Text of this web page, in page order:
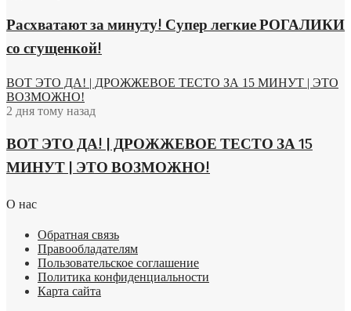
Расхватают за минуту! Супер легкие РОГАЛИКИ
со сгущенкой!
ВОТ ЭТО ДА! | ДРОЖЖЕВОЕ ТЕСТО ЗА 15 МИНУТ | ЭТО
ВОЗМОЖНО!
2 дня тому назад
ВОТ ЭТО ДА! | ДРОЖЖЕВОЕ ТЕСТО ЗА 15
МИНУТ | ЭТО ВОЗМОЖНО!
О нас
Обратная связь
Правообладателям
Пользовательское соглашение
Политика конфиденциальности
Карта сайта